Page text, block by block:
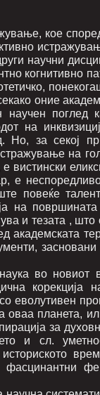
кое
научни
когнитивно
оние
научен
на
Но, за секој
на
вистински
е
повеќе
на
и тезата ,
академската
во новиот
еволутивен
оваа планета,
за
и сл.